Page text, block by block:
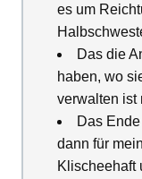
es um
Das die
haben, wo
verwalten ist
Das
dann für
Klischeehaft